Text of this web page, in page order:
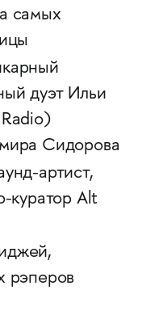
самых
дуэт Ильи
Сидорова
артист,
куратор Alt
рэперов